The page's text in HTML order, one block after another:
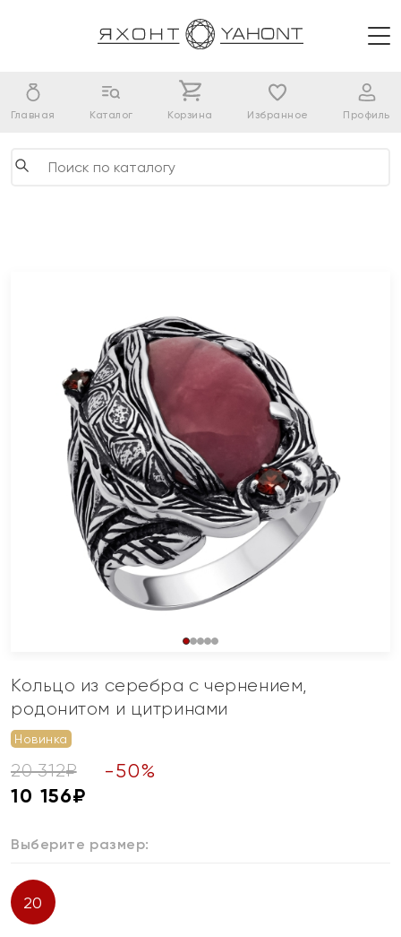
Главная Каталог Корзина Избранное Профиль
Кольцо из серебра с чернением,
родонитом и цитринами
Новинка
20 312₽ -50%
10 156₽
Выберите размер:
20